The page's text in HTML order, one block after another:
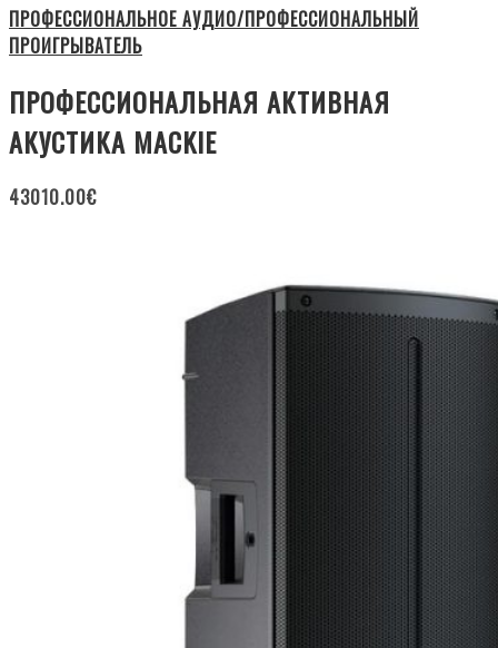
ПРОФЕССИОНАЛЬНОЕ АУДИО/ПРОФЕССИОНАЛЬНЫЙ
ПРОИГРЫВАТЕЛЬ
ПРОФЕССИОНАЛЬНАЯ АКТИВНАЯ
АКУСТИКА MACKIE
43010.00€